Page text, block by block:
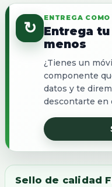
↻
ENTREGA
Entrega
menos
¿Tienes un
componente
datos y te
descontarte en
Sello de calidad